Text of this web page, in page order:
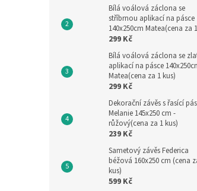
Bílá voálová záclona se
stříbrnou aplikací na pásce
140x250cm Matea(cena za
299 Kč
Bílá voálová záclona se
aplikací na pásce
Matea(cena za 1 kus)
299 Kč
Dekorační závěs s řasící
Melanie 145x250 cm -
růžový(cena za 1 kus)
239 Kč
Sametový závěs Federica
béžová 160x250 cm (cena
kus)
599 Kč